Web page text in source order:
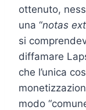
ottenuto,
una “notas
si
diffamare
che l’unica
modo